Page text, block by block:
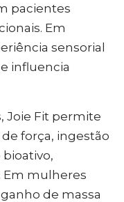
pacientes
Em
sensorial
influencia
Joie Fit permite
força, ingestão
Em mulheres
de massa